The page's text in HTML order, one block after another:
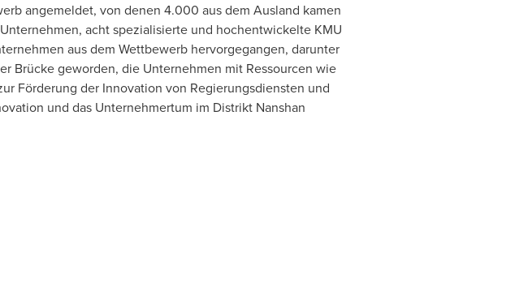
angemeldet, von denen 4.000 aus dem Ausland kamen
acht spezialisierte und hochentwickelte KMU
aus dem Wettbewerb hervorgegangen, darunter
Brücke geworden, die Unternehmen mit Ressourcen wie
Förderung der Innovation von Regierungsdiensten und
und das Unternehmertum im Distrikt Nanshan